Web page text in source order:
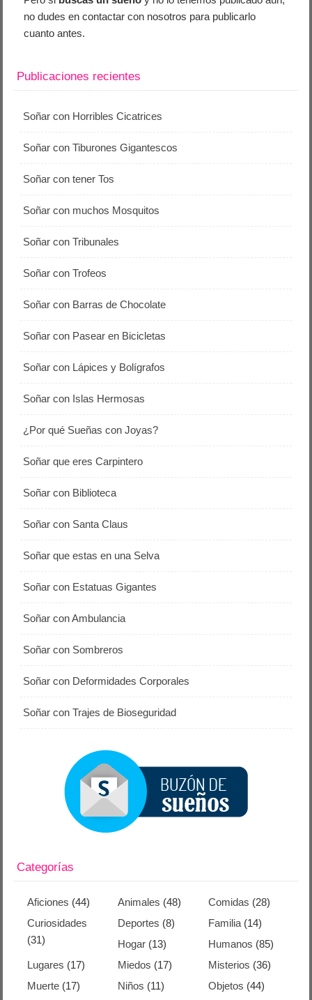
no dudes en contactar con nosotros para publicarlo
cuanto antes.
Publicaciones recientes
Soñar con Horribles Cicatrices
Soñar con Tiburones Gigantescos
Soñar con tener Tos
Soñar con muchos Mosquitos
Soñar con Tribunales
Soñar con Trofeos
Soñar con Barras de Chocolate
Soñar con Pasear en Bicicletas
Soñar con Lápices y Bolígrafos
Soñar con Islas Hermosas
¿Por qué Sueñas con Joyas?
Soñar que eres Carpintero
Soñar con Biblioteca
Soñar con Santa Claus
Soñar que estas en una Selva
Soñar con Estatuas Gigantes
Soñar con Ambulancia
Soñar con Sombreros
Soñar con Deformidades Corporales
Soñar con Trajes de Bioseguridad
Categorías
Aficiones (44) Animales (48) Comidas (28)
Curiosidades
(31)
Deportes (8) Familia(14)
Hogar (13) Humanos (85)
Lugares (17) Miedos (17) Misterios (36)
Muerte (17) Niños (11) Objetos (44)